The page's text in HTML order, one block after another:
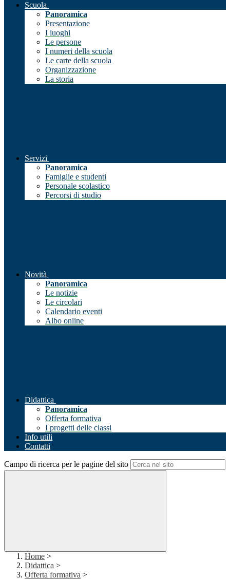
Scuola
Panoramica
Presentazione
I luoghi
Le persone
I numeri della scuola
Le carte della scuola
Organizzazione
La storia
Servizi
Panoramica
Famiglie e studenti
Personale scolastico
Percorsi di studio
Novità
Panoramica
Le notizie
Le circolari
Calendario eventi
Albo online
Didattica
Panoramica
Offerta formativa
I progetti delle classi
Info utili
Contatti
Campo di ricerca per le pagine del sito
Home >
Didattica >
Offerta formativa >